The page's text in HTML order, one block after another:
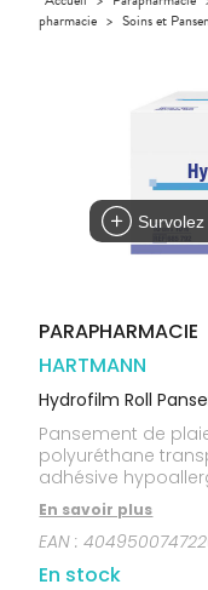
Orthopédie
Aliments
Dispositifs
médicaux
Vétérinaire
VISAGE-
Cheveux
Solaire
Visage
DE GARDE
DISPOSITIFS
DE SANTÉ
SCAN
pharmacie > Soins et
PARAPHARMACIE
HARTMANN
Hydrofilm Roll
Pansement de
polyuréthane
adhésive
d'application
pansement et de
Pas de macération,
douleur et sans
En savoir plus
EAN :
En stock